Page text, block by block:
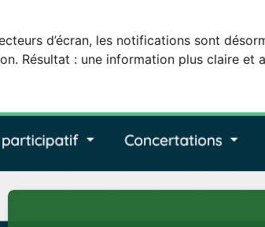
d’écran, les notifications sont
Résultat : une information plus claire et